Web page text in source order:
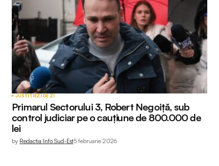
JUSTIȚIEZI DE ZI
Primarul Sectorului 3, Robert Negoiță, sub
control judiciar pe o cauțiune de 800.000 de
lei
by Redactia Info Sud-Est5 februarie 2026